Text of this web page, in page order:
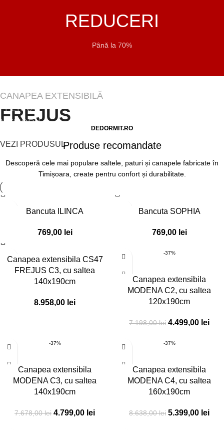
REDUCERI
Până la 70%
CANAPEA EXTENSIBILĂ
FREJUS
VEZI PRODUSUL
PERNA
MEMORY
DEDORMIT.RO
Produse recomandate
Descoperă cele mai populare saltele, paturi și canapele fabricate în
Timișoara, create pentru confort și durabilitate.
Bancuta ILINCA
769,00 lei
Bancuta SOPHIA
769,00 lei
Canapea extensibila CS47
FREJUS C3, cu saltea
140x190cm
8.958,00 lei
-37%
Canapea extensibila
MODENA C2, cu saltea
120x190cm
7.198,00lei 4.499,00 lei
-37%
Canapea extensibila
MODENA C3, cu saltea
140x190cm
7.678,00lei 4.799,00 lei
-37%
Canapea extensibila
MODENA C4, cu saltea
160x190cm
8.638,00lei 5.399,00 lei